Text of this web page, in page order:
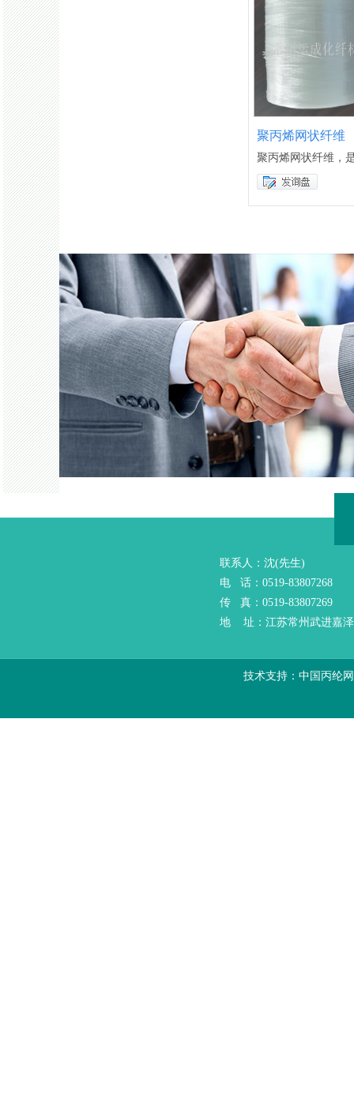
聚丙烯网状纤维
聚丙烯网状纤维，
联系人：沈(先生)
电 话：0519-83807268
传 真：0519-83807269
地 址：江苏常州武进嘉
技术支持： 中国丙纶网